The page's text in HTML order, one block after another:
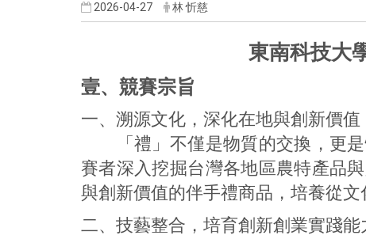
2026-04-27 林 忻慈
東南科技大
壹、競賽宗旨
一、溯源文化，深化在地與創新價值
「禮」不僅是物質的交換，更是
賽者深入挖掘台灣各地區農特產品
與創新價值的伴手禮商品，培養從
二、技藝整合，培育創新創業實踐能